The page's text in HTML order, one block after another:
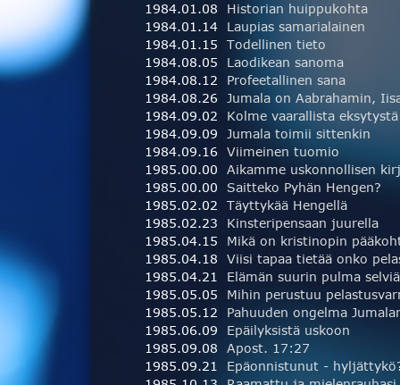
1984.01.08
Historian huippukohta
1984.01.14
Laupias samarialainen
1984.01.15
Todellinen tieto
1984.08.05
Laodikean sanoma
1984.08.12
Profeetallinen sana
1984.08.26
1984.09.02
Kolme vaarallista eksytystä
1984.09.09
Jumala toimii sittenkin
1984.09.16
Viimeinen tuomio
1985.00.00
1985.00.00
Saitteko Pyhän Hengen?
1985.02.02
Täyttykää Hengellä
1985.02.23
Kinsteripensaan juurella
1985.04.15
Mikä on kristinopin
1985.04.18
1985.04.21
Elämän suurin pulma
1985.05.05
1985.05.12
1985.06.09
Epäilyksistä uskoon
1985.09.08
Apost. 17:27
1985.09.21
Epäonnistunut -